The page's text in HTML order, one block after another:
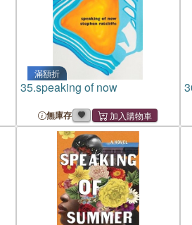
滿額折
35.speaking of now
無庫存